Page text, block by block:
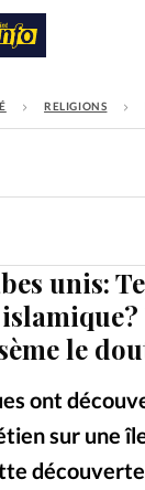
FAIRE UN DON
RELIGIONS
unis:
le
ont
sur une